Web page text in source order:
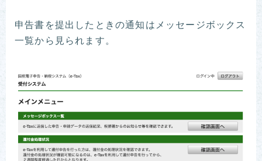
申告書を提出したときの通知はメッセージボックス
一覧から見られます。